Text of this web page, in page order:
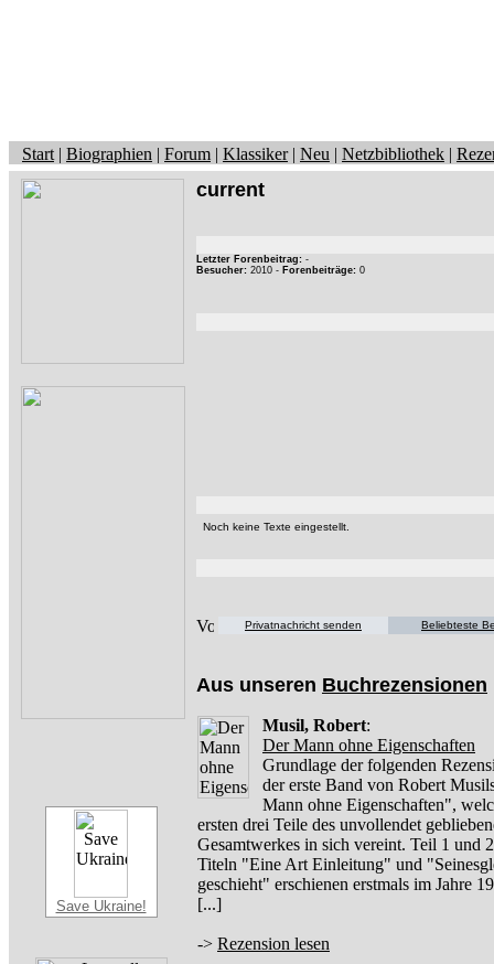
Start | Biographien | Forum | Klassiker| Neu | Netzbibliothek |
Save Ukraine!
current
Letzter Forenbeitrag: -
Besucher: 2010 - Forenbeiträge: 0
Noch keine Texte eingestellt.
Privatnachricht senden Beliebteste
Aus unseren Buchrezensionen
Musil, Robert:
Der Mann ohne Eigenschaften
Grundlage der folgenden
der erste Band von Robert
Mann ohne Eigenschaften",
ersten drei Teile des unvollendet
Gesamtwerkes in sich vereint. Teil 1 und
Titeln "Eine Art Einleitung" und
geschieht" erschienen erstmals im Jahre
[...]
-> Rezension lesen